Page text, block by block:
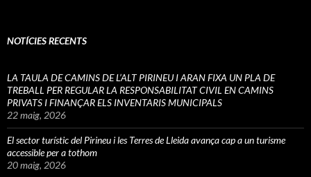
NOTÍCIES RECENTS
LA TAULA DE CAMINS DE L’ALT PIRINEU I ARAN FIXA UN PLA DE
TREBALL PER REGULAR LA RESPONSABILITAT CIVIL EN CAMINS
PRIVATS I FINANÇAR ELS INVENTARIS MUNICIPALS
22 maig, 2026
El sector turístic del Pirineu i les Terres de Lleida avança cap a un turisme
accessible per a tothom
20 maig, 2026